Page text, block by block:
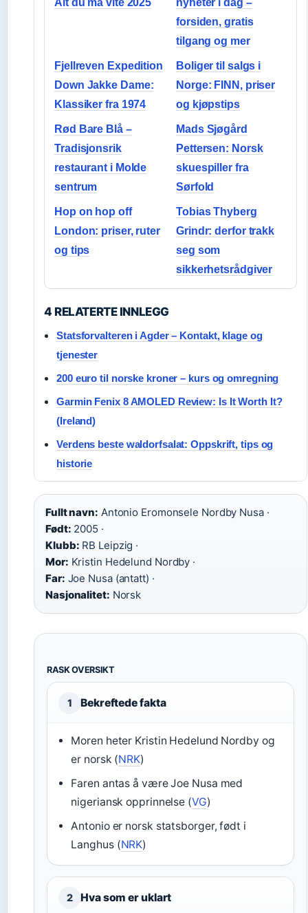
Alt du må vite 2025
nyheter i dag –
forsiden, gratis
tilgang og mer
Fjellreven Expedition
Down Jakke Dame:
Klassiker fra 1974
Boliger til salgs i
Norge: FINN, priser
og kjøpstips
Rød Bare Blå –
Tradisjonsrik
restaurant i Molde
sentrum
Mads Sjøgård
Pettersen: Norsk
skuespiller fra
Sørfold
Hop on hop off
London: priser, ruter
og tips
Tobias Thyberg
Grindr: derfor trakk
seg som
sikkerhetsrådgiver
4 RELATERTE INNLEGG
Statsforvalteren i Agder – Kontakt, klage og
tjenester
200 euro til norske kroner – kurs og omregning
Garmin Fenix 8 AMOLED Review: Is It Worth It?
(Ireland)
Verdens beste waldorfsalat: Oppskrift, tips og
historie
Fullt navn: Antonio Eromonsele Nordby Nusa ·
Født: 2005 ·
Klubb: RB Leipzig ·
Mor: Kristin Hedelund Nordby ·
Far: Joe Nusa (antatt) ·
Nasjonalitet: Norsk
RASK OVERSIKT
1 Bekreftede fakta
Moren heter Kristin Hedelund Nordby og
er norsk (NRK)
Faren antas å være Joe Nusa med
nigeriansk opprinnelse (VG)
Antonio er norsk statsborger, født i
Langhus (NRK)
2 Hva som er uklart